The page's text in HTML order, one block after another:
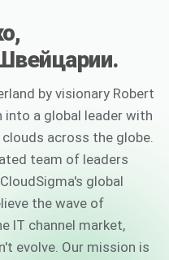
by visionary Robert
into a global leader with
across the globe.
team of leaders
global
the wave of
IT channel market,
evolve. Our mission is